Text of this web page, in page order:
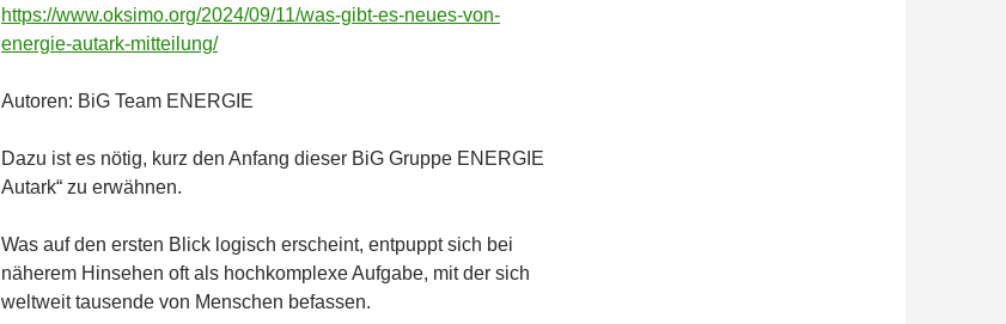
https://www.oksimo.org/2024/09/11/was-gibt-es-neues-von-
energie-autark-mitteilung/
Autoren: BiG Team ENERGIE
Dazu ist es nötig, kurz den Anfang dieser BiG Gruppe ENERGIE
Autark“ zu erwähnen.
Was auf den ersten Blick logisch erscheint, entpuppt sich bei
näherem Hinsehen oft als hochkomplexe Aufgabe, mit der sich
weltweit tausende von Menschen befassen.